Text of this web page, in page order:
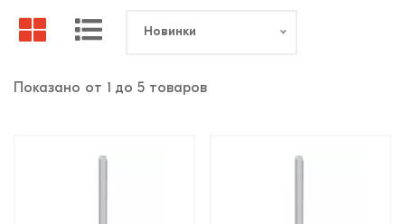
Новинки
Показано от 1 до 5 товаров